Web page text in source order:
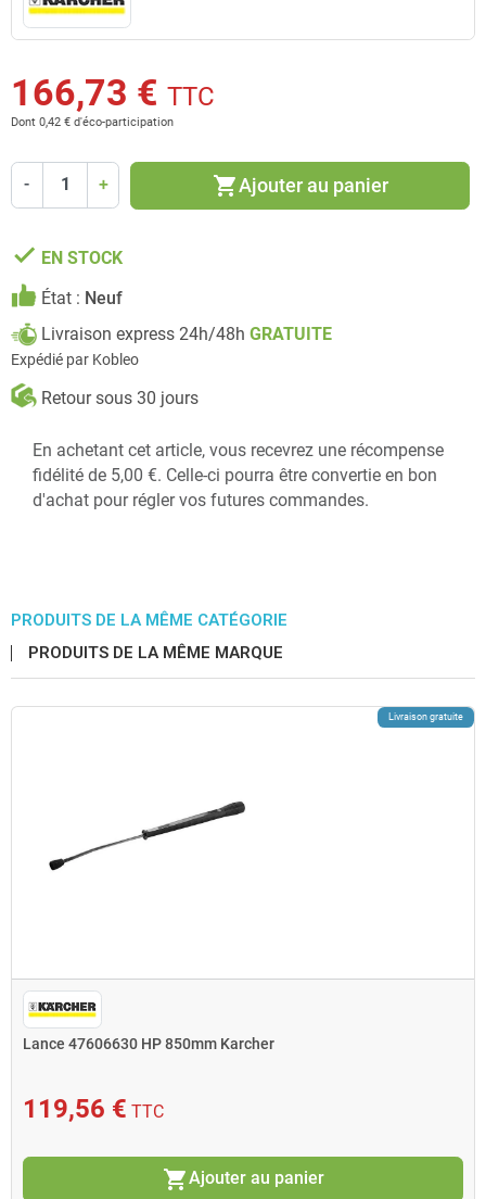
166,73 € TTC
Dont 0,42 € d'éco-participation
- + shopping_cartAjouter au panier
done EN STOCK
État : Neuf
Livraison express 24h/48h GRATUITE
Expédié par Kobleo
Retour sous 30 jours
En achetant cet article, vous recevrez une récompense
fidélité de 5,00 €. Celle-ci pourra être convertie en bon
d'achat pour régler vos futures commandes.
PRODUITS DE LA MÊME CATÉGORIE
PRODUITS DE LA MÊME MARQUE
Livraison gratuite
Lance 47606630 HP 850mm Karcher
119,56 € TTC
shopping_cartAjouter au panier